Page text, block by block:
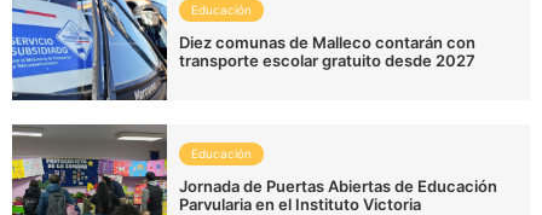
Educación
Diez comunas de Malleco contarán con
transporte escolar gratuito desde 2027
Educación
Jornada de Puertas Abiertas de Educación
Parvularia en el Instituto Victoria